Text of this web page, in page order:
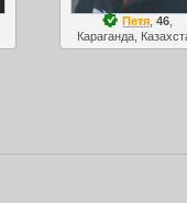
Петя ,46
Караганда,